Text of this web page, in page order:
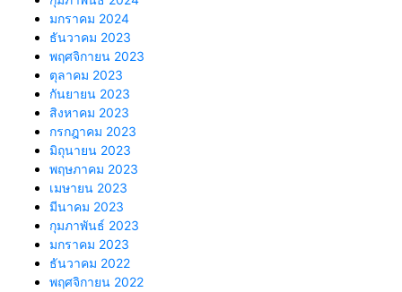
มกราคม 2024
ธันวาคม 2023
พฤศจิกายน 2023
ตุลาคม 2023
กันยายน 2023
สิงหาคม 2023
กรกฎาคม 2023
มิถุนายน 2023
พฤษภาคม 2023
เมษายน 2023
มีนาคม 2023
กุมภาพันธ์ 2023
มกราคม 2023
ธันวาคม 2022
พฤศจิกายน 2022